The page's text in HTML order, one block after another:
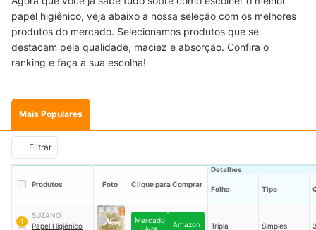
papel higiênico, veja abaixo a nossa seleção com os melhores
produtos do mercado. Selecionamos produtos que se
destacam pela qualidade, maciez e absorção. Confira o
ranking e faça a sua escolha!
Mais Populares
Filtrar
Produtos Foto Clique para Comprar
Detalhes
Folha Tipo
1
SUZANO
Papel Higiênico
Mercado
Amazon Tripla Simples